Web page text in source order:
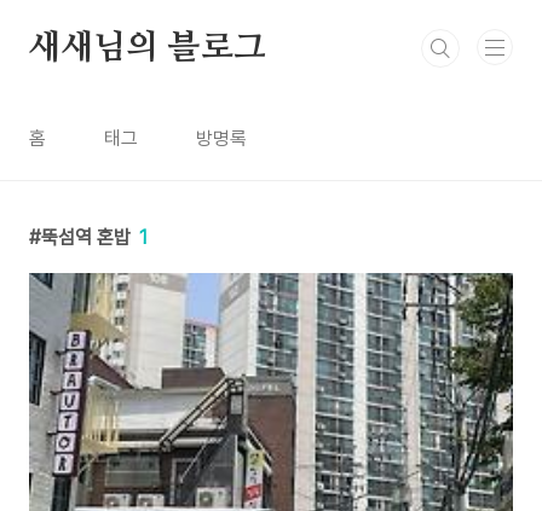
새새님의 블로그
홈 태그 방명록
뚝섬역 혼밥 1